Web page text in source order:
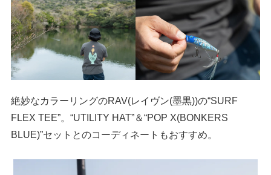
絶妙なカラーリングのRAV(レイヴン(墨黒))の“SURF
FLEX TEE”。“UTILITY HAT”＆“POP X(BONKERS
BLUE)”セットとのコーディネートもおすすめ。